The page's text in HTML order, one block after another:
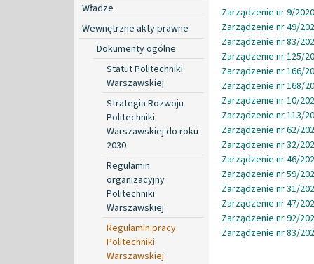
Władze
Wewnętrzne akty prawne
Dokumenty ogólne
Statut Politechniki
Warszawskiej
Strategia Rozwoju
Politechniki
Warszawskiej do roku
2030
Regulamin
organizacyjny
Politechniki
Warszawskiej
Regulamin pracy
Politechniki
Warszawskiej
Zarządzenie nr 9/
Zarządzenie nr 49/
Zarządzenie nr 83/
Zarządzenie nr 125/
Zarządzenie nr 166/
Zarządzenie nr 168/
Zarządzenie nr 10/
Zarządzenie nr 113/
Zarządzenie nr 62/
Zarządzenie nr 32/
Zarządzenie nr 46/
Zarządzenie nr 59/
Zarządzenie nr 31/
Zarządzenie nr 47/
Zarządzenie nr 92/
Zarządzenie nr 83/